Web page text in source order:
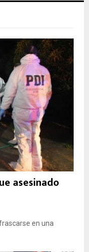
asesinado
en una